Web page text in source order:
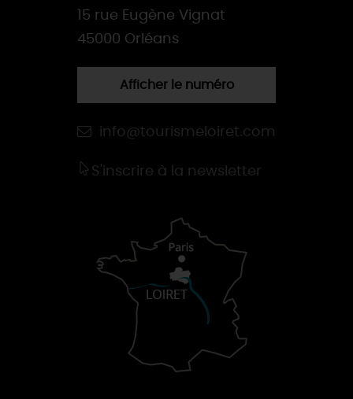
15 rue Eugène Vignat
45000 Orléans
Afficher le numéro
info@tourismeloiret.com
S'inscrire à la newsletter